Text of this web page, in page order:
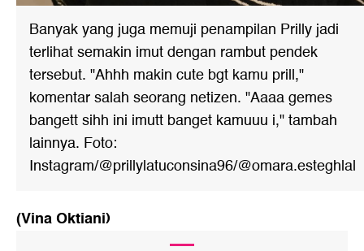
Banyak yang juga memuji penampilan Prilly jadi
terlihat semakin imut dengan rambut pendek
tersebut. "Ahhh makin cute bgt kamu prill,"
komentar salah seorang netizen. "Aaaa gemes
bangett sihh ini imutt banget kamuuu i," tambah
lainnya. Foto:
Instagram/@prillylatuconsina96/@omara.esteghlal
(Vina Oktiani)